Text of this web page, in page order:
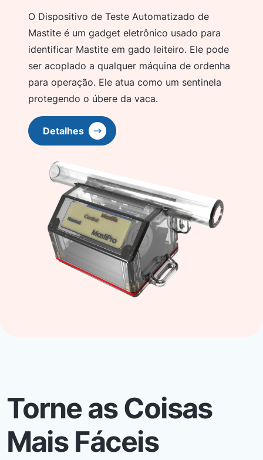
O Dispositivo de Teste Automatizado de
Mastite é um gadget eletrônico usado para
identificar Mastite em gado leiteiro. Ele pode
ser acoplado a qualquer máquina de ordenha
para operação. Ele atua como um sentinela
protegendo o úbere da vaca.
Detalhes
Torne as Coisas
Mais Fáceis